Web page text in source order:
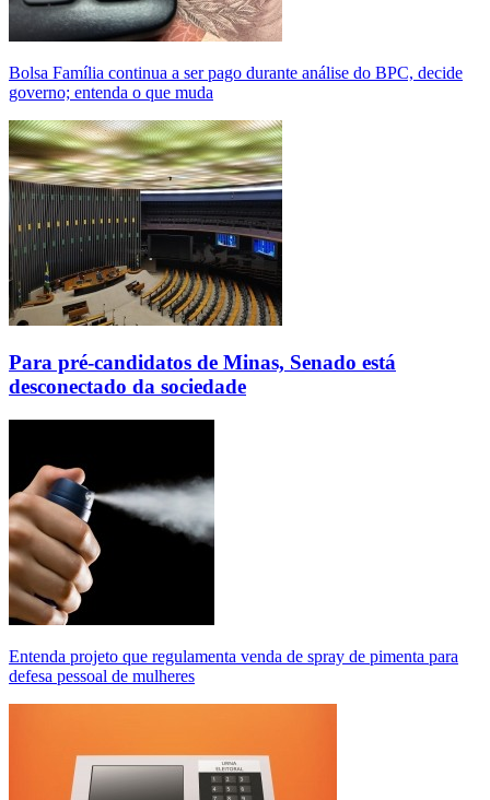
Bolsa Família continua a ser pago durante análise do BPC, decide
governo; entenda o que muda
Para pré-candidatos de Minas, Senado está
desconectado da sociedade
Entenda projeto que regulamenta venda de spray de pimenta para
defesa pessoal de mulheres